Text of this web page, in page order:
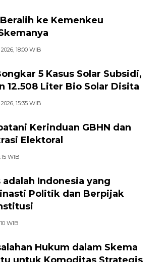
ke Kemenkeu
18:00 WIB
5 Kasus Solar Subsidi,
12.508 Liter Bio Solar Disita
15:35 WIB
Kerinduan GBHN dan
Elektoral
WIB
adalah Indonesia yang
Politik dan Berpijak
WIB
Hukum dalam Skema